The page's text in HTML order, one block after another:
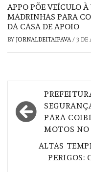
APPO PÕE VEÍCULO
MADRINHAS PARA
DA CASA DE APOIO
BY JORNALDEITAIPAVA/ 3 DE
Navegação
de
Post
PARA
MOTOS NO
ALTAS
PERIGOS: